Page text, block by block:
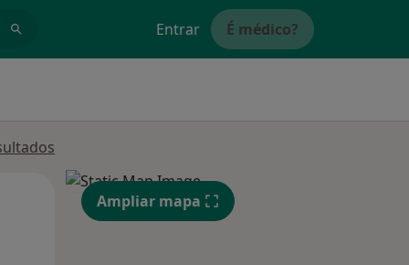
Entrar É médico?
Segunda-feira Ter, Qua
12 Ago
Ampliar mapa